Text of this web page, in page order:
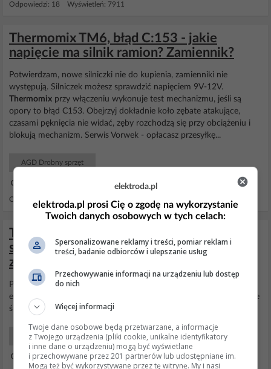
Odpowiedzi: 18 Wyświetleń: 7911
Thermomix TM6, błąd C:153 - jakie
napięcie ma silnik ramion? Zamiennik?
Potwierdzam, nowe silniczki nie do kupienia, zamienniki nie
występują. Silniczek możesz sprawdzić napięciem 9V-12V.
Thermomix przy włączeniu wykonuje test mechanizmu, jeśli są
opory to błąd C153. Obejrzyj dokładnie koło zębate atakujące,
czasami pęknięcia nie widać, zęby rozchodzą się przy obciążeniu i
blokują mechanizm. Serwis Vorwek - opłacasz przesyłkę...
AGD Drobny sprzęt
Odpowiedzi: 6 Wyświetleń: 342
Thermomix TM5 – mrugający ekran przy
starcie, losowe wyłączanie, diagnoza
zasilania
Płyta zasilająca donaprawy
energii w zasilaniu na szynie 5V. Wymień triak BTB12-600B i będzie
śmigać, ewentualnie dodatkowo transoptor MOC3061.
AGD Drobny sprzęt
14 Cze 2025 08:59
elektroda.pl
elektroda.pl prosi Cię o zgodę na wykorzystanie
Twoich danych osobowych w tych celach:
Spersonalizowane reklamy i treści, pomiar reklam i
treści, badanie odbiorców i ulepszanie usług
Przechowywanie informacji na urządzeniu lub dostęp
do nich
Więcej informacji
Twoje dane osobowe będą przetwarzane, a informacje
z Twojego urządzenia (pliki cookie, unikalne identyfikatory
i inne dane o urządzeniu) mogą być wyświetlane
i przechowywane przez 201 partnerów lub udostępniane im.
Mogą też być wykorzystywane przez tę witrynę. My i nasi